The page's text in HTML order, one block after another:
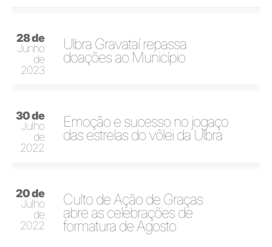
28 de
Junho
de
2023
Ulbra Gravataí repassa
doações ao Município
30 de
Julho
de
2022
Emoção e sucesso no jogaço
das estrelas do vôlei da Ulbra
20 de
Julho
de
2022
Culto de Ação de Graças
abre as celebrações de
formatura de Agosto